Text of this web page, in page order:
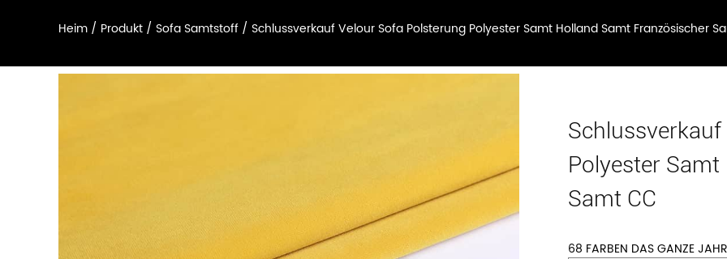
Heim / Produkt / Sofa Samtstoff / Schlussverkauf Velour Sofa Polsterung Polyester Samt Holland Samt Französischer
Polyester
Samt CC
68 FARBEN DAS GANZE